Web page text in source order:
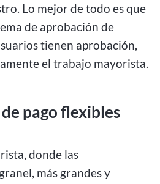
Lo mejor de todo es que
de aprobación de
tienen aprobación,
el trabajo mayorista.
pago flexibles
donde las
más grandes y